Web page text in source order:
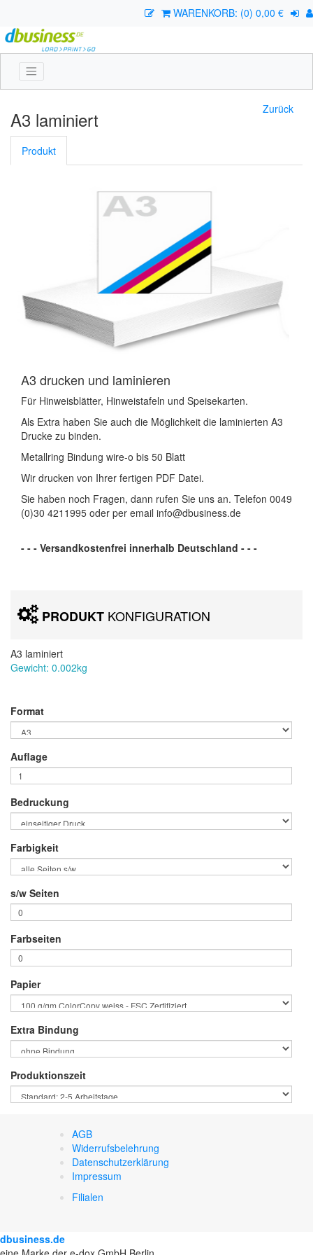
WARENKORB: (0) 0,00 €
Zurück
A3 laminiert
Produkt
A3 drucken und laminieren
Für Hinweisblätter, Hinweistafeln und Speisekarten.
Als Extra haben Sie auch die Möglichkeit die laminierten A3
Drucke zu binden.
Metallring Bindung wire-o bis 50 Blatt
Wir drucken von Ihrer fertigen PDF Datei.
Sie haben noch Fragen, dann rufen Sie uns an. Telefon 0049
(0)30 4211995 oder per email info@dbusiness.de
- - - Versandkostenfrei innerhalb Deutschland - - -
PRODUKT KONFIGURATION
A3 laminiert
Gewicht: 0.002kg
Format
Auflage
Bedruckung
Farbigkeit
s/w Seiten
Farbseiten
Papier
Extra Bindung
Produktionszeit
AGB
Widerrufsbelehrung
Datenschutzerklärung
Impressum
Filialen
dbusiness.de